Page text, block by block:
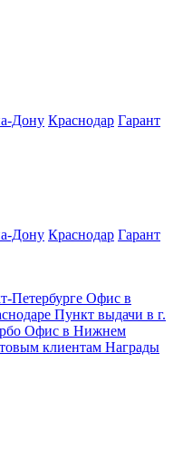
Дону Краснодар Гарант
Дону Краснодар Гарант
Петербурге Офис в
Пункт выдачи в г.
Офис в Нижнем
клиентам Награды